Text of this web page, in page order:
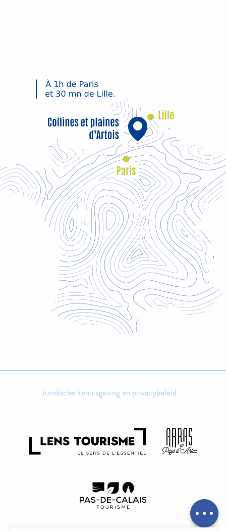
Juridische kennisgeving en privacybeleid